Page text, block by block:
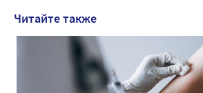
Читайте также